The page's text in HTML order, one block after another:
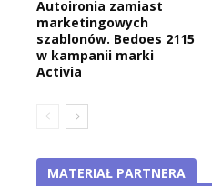
Autoironia zamiast
marketingowych
szablonów. Bedoes 2115
w kampanii marki
Activia
MATERIAŁ PARTNERA